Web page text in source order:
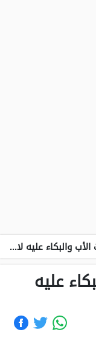
عليه لابن سيرين
عليه